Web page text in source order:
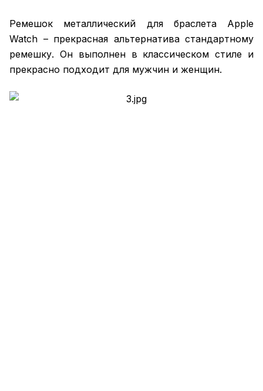
Ремешок металлический для браслета Apple
Watch – прекрасная альтернатива стандартному
ремешку. Он выполнен в классическом стиле и
прекрасно подходит для мужчин и женщин.